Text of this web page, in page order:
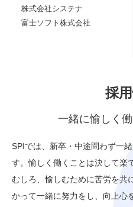
株式会社システナ
富士ソフト株式会社
採
一緒に愉しく
SPIでは、新卒・中途問わず一
す。愉しく働くことは決して楽
むしろ、愉しむために苦労を共
かって一緒に努力をし、向上心